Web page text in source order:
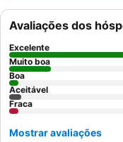
funcionários
experiência acolhedora
conforto ideal,
da rua principal para
Avaliações dos
Excelente
Muito boa
Boa
Aceitável
Fraca
Mostrar avaliações